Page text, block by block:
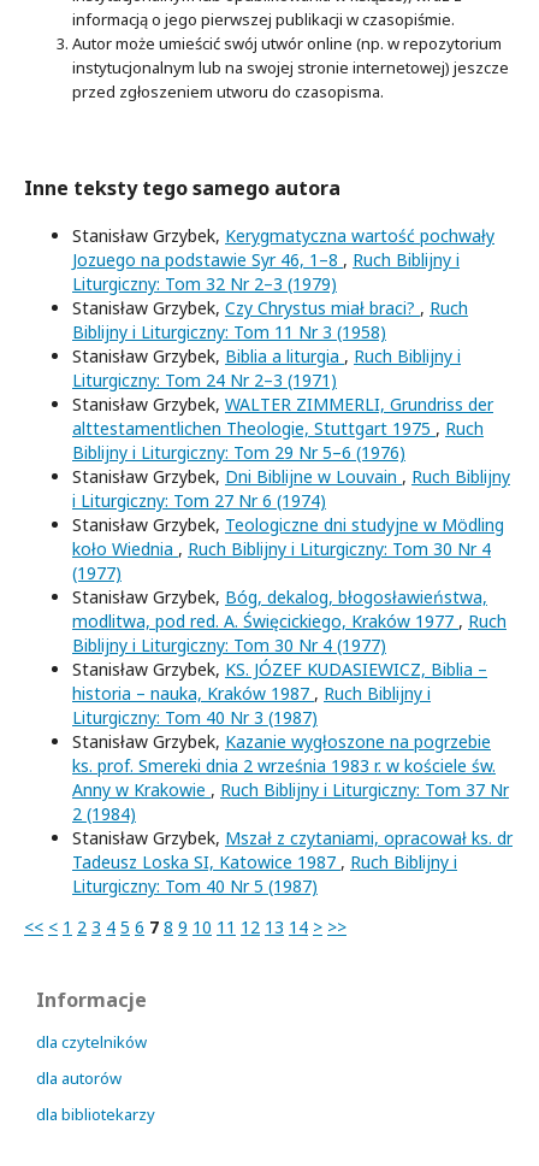
informacją o jego pierwszej publikacji w czasopiśmie.
Autor może umieścić swój utwór online (np. w repozytorium
instytucjonalnym lub na swojej stronie internetowej) jeszcze
przed zgłoszeniem utworu do czasopisma.
Inne teksty tego samego autora
Stanisław Grzybek, Kerygmatyczna wartość pochwały
Jozuego na podstawie Syr 46, 1–8 , Ruch Biblijny i
Liturgiczny: Tom 32 Nr 2–3 (1979)
Stanisław Grzybek, Czy Chrystus miał braci? , Ruch
Biblijny i Liturgiczny: Tom 11 Nr 3 (1958)
Stanisław Grzybek, Biblia a liturgia , Ruch Biblijny i
Liturgiczny: Tom 24 Nr 2–3 (1971)
Stanisław Grzybek, WALTER ZIMMERLI, Grundriss der
alttestamentlichen Theologie, Stuttgart 1975 , Ruch
Biblijny i Liturgiczny: Tom 29 Nr 5–6 (1976)
Stanisław Grzybek, Dni Biblijne w Louvain , Ruch Biblijny
i Liturgiczny: Tom 27 Nr 6 (1974)
Stanisław Grzybek, Teologiczne dni studyjne w Mödling
koło Wiednia , Ruch Biblijny i Liturgiczny: Tom 30 Nr 4
(1977)
Stanisław Grzybek, Bóg, dekalog, błogosławieństwa,
modlitwa, pod red. A. Święcickiego, Kraków 1977 , Ruch
Biblijny i Liturgiczny: Tom 30 Nr 4 (1977)
Stanisław Grzybek, KS. JÓZEF KUDASIEWICZ, Biblia –
historia – nauka, Kraków 1987 , Ruch Biblijny i
Liturgiczny: Tom 40 Nr 3 (1987)
Stanisław Grzybek, Kazanie wygłoszone na pogrzebie
ks. prof. Smereki dnia 2 września 1983 r. w kościele św.
Anny w Krakowie , Ruch Biblijny i Liturgiczny: Tom 37 Nr
2 (1984)
Stanisław Grzybek, Mszał z czytaniami, opracował ks. dr
Tadeusz Loska SI, Katowice 1987 , Ruch Biblijny i
Liturgiczny: Tom 40 Nr 5 (1987)
<< < 1 2 3 4 5 6 7 8 9 10 11 12 13 14 > >>
Informacje
dla czytelników
dla autorów
dla bibliotekarzy